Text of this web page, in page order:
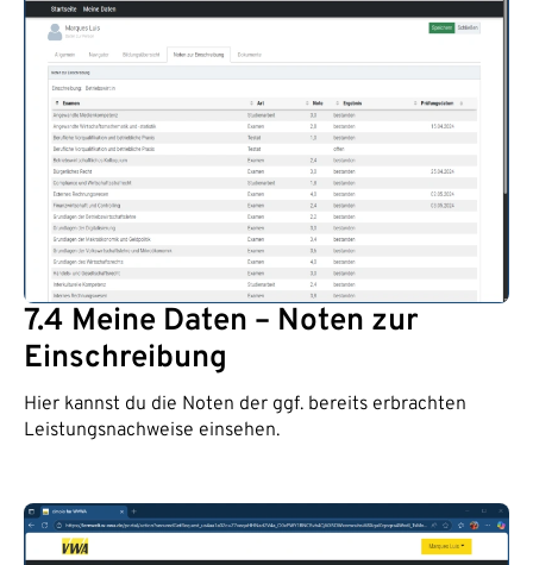
7.4 Meine Daten – Noten zur
Einschreibung
Hier kannst du die Noten der ggf. bereits erbrachten
Leistungsnachweise einsehen.